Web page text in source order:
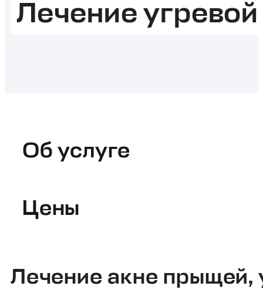
Лечение
Об услуге
Цены
Лечение акне прыщей,